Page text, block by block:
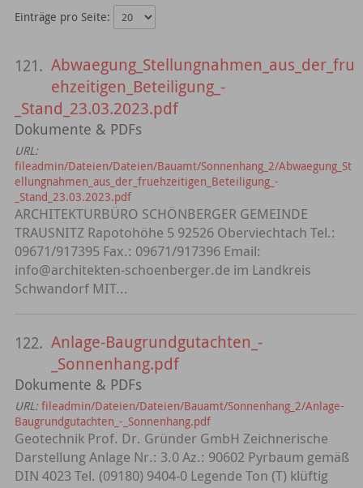
Einträge pro Seite:
121. Abwaegung_Stellungnahmen_aus_der_fru
ehzeitigen_Beteiligung_-
_Stand_23.03.2023.pdf
Dokumente & PDFs
URL:
fileadmin/Dateien/Dateien/Bauamt/Sonnenhang_2/Abwaegung_St
ellungnahmen_aus_der_fruehzeitigen_Beteiligung_-
_Stand_23.03.2023.pdf
ARCHITEKTURBÜRO SCHÖNBERGER GEMEINDE
TRAUSNITZ Rapotohöhe 5 92526 Oberviechtach Tel.:
09671/917395 Fax.: 09671/917396 Email:
info@architekten-schoenberger.de im Landkreis
Schwandorf MIT...
122. Anlage-Baugrundgutachten_-
_Sonnenhang.pdf
Dokumente & PDFs
URL: fileadmin/Dateien/Dateien/Bauamt/Sonnenhang_2/Anlage-
Baugrundgutachten_-_Sonnenhang.pdf
Geotechnik Prof. Dr. Gründer GmbH Zeichnerische
Darstellung Anlage Nr.: 3.0 Az.: 90602 Pyrbaum gemäß
DIN 4023 Tel. (09180) 9404-0 Legende Ton (T) klüftig